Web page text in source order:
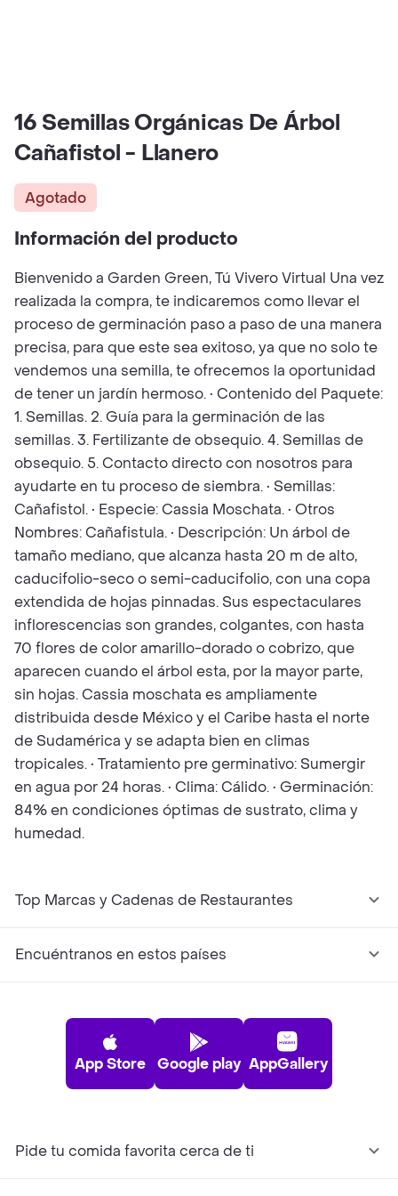
16 Semillas Orgánicas De Árbol
Cañafistol - Llanero
Agotado
Información del producto
Bienvenido a Garden Green, Tú Vivero Virtual Una vez
realizada la compra, te indicaremos como llevar el
proceso de germinación paso a paso de una manera
precisa, para que este sea exitoso, ya que no solo te
vendemos una semilla, te ofrecemos la oportunidad
de tener un jardín hermoso. • Contenido del Paquete:
1. Semillas. 2. Guía para la germinación de las
semillas. 3. Fertilizante de obsequio. 4. Semillas de
obsequio. 5. Contacto directo con nosotros para
ayudarte en tu proceso de siembra. • Semillas:
Cañafistol. • Especie: Cassia Moschata. • Otros
Nombres: Cañafistula. • Descripción: Un árbol de
tamaño mediano, que alcanza hasta 20 m de alto,
caducifolio-seco o semi-caducifolio, con una copa
extendida de hojas pinnadas. Sus espectaculares
inflorescencias son grandes, colgantes, con hasta
70 flores de color amarillo-dorado o cobrizo, que
aparecen cuando el árbol esta, por la mayor parte,
sin hojas. Cassia moschata es ampliamente
distribuida desde México y el Caribe hasta el norte
de Sudamérica y se adapta bien en climas
tropicales. • Tratamiento pre germinativo: Sumergir
en agua por 24 horas. • Clima: Cálido. • Germinación:
84% en condiciones óptimas de sustrato, clima y
humedad.
Top Marcas y Cadenas de Restaurantes
Encuéntranos en estos países
App Store Google play AppGallery
Pide tu comida favorita cerca de ti